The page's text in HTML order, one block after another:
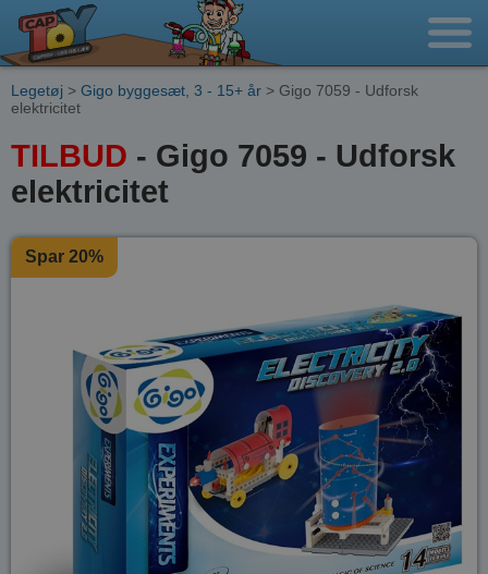
Legetøj > Gigo byggesæt, 3 - 15+ år > Gigo 7059 - Udforsk
elektricitet
TILBUD - Gigo 7059 - Udforsk
elektricitet
Spar 20%